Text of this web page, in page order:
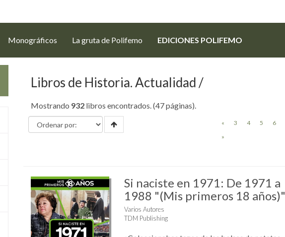
Monográficos La gruta de Polifemo EDICIONES POLIFEMO
Libros de Historia. Actualidad
Mostrando 932 libros encontrados. (47 páginas).
« 3 4 5 6
»
Si naciste en 1971: De 1971 a
1988 "(Mis primeros 18 años)"
Varios Autores
TDM Publishing